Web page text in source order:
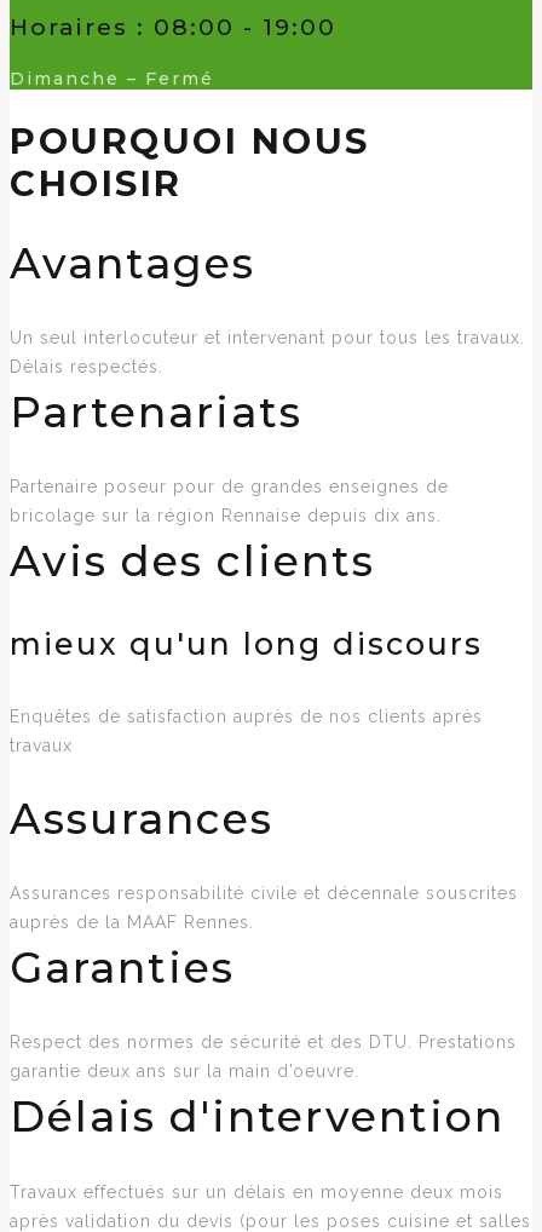
Horaires : 08:00 - 19:00
Dimanche – Fermé
POURQUOI NOUS
CHOISIR
Avantages
Un seul interlocuteur et intervenant pour tous les travaux.
Délais respectés.
Partenariats
Partenaire poseur pour de grandes enseignes de
bricolage sur la région Rennaise depuis dix ans.
Avis des clients
mieux qu'un long discours
Enquêtes de satisfaction auprès de nos clients après
travaux
Assurances
Assurances responsabilité civile et décennale souscrites
auprès de la MAAF Rennes.
Garanties
Respect des normes de sécurité et des DTU. Prestations
garantie deux ans sur la main d’oeuvre.
Délais d'intervention
Travaux effectués sur un délais en moyenne deux mois
après validation du devis (pour les poses cuisine et salles